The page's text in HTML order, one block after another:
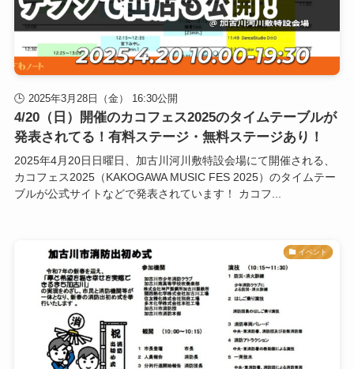
2025年3月28日（金） 16:30公開
4/20（日）開催のカコフェス2025のタイムテーブルが
発表されてる！有料ステージ・無料ステージあり！
2025年4月20日日曜日、加古川河川敷特設会場にて開催される、
カコフェス2025（KAKOGAWA MUSIC FES 2025）のタイムテー
ブルが公式サイトなどで発表されています！ カコフ...
イベント